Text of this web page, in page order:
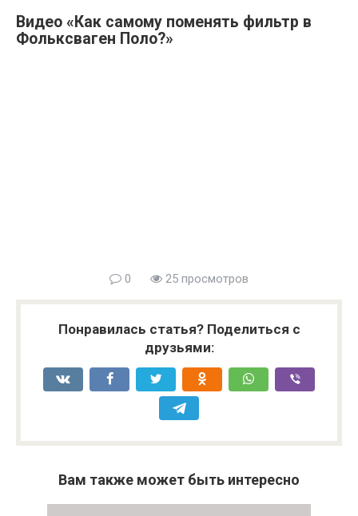
Видео «Как самому поменять фильтр в
Фольксваген Поло?»
0 25 просмотров
Понравилась статья? Поделиться с
друзьями:
Вам также может быть интересно